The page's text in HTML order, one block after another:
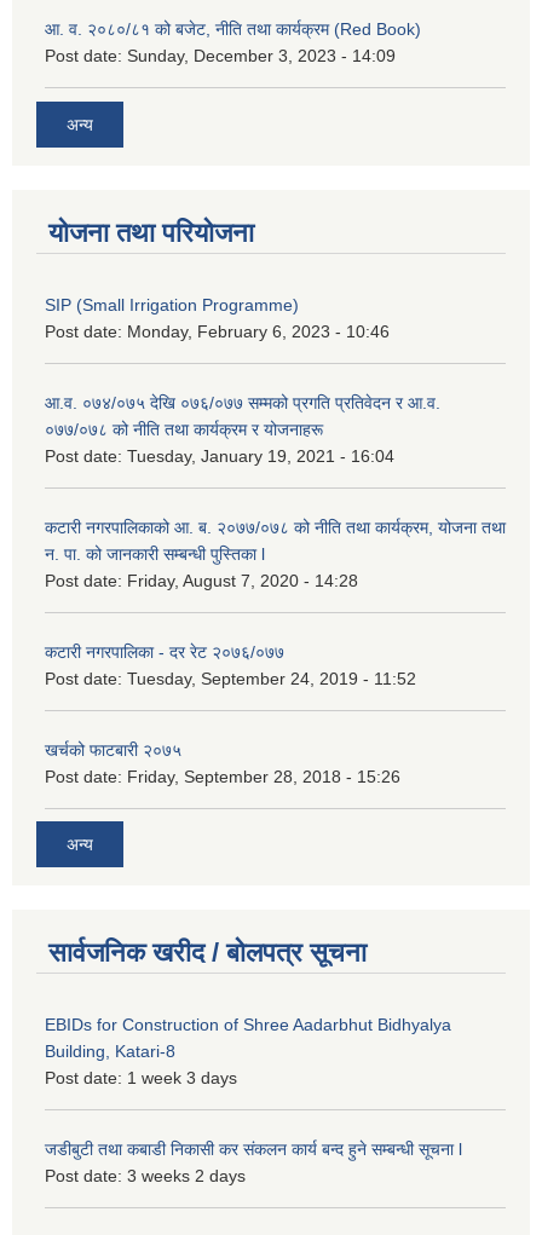
आ. व. २०८०/८१ को बजेट, नीति तथा कार्यक्रम (Red Book)
Post date: Sunday, December 3, 2023 - 14:09
अन्य
योजना तथा परियोजना
SIP (Small Irrigation Programme)
Post date: Monday, February 6, 2023 - 10:46
आ.व. ०७४/०७५ देखि ०७६/०७७ सम्मको प्रगति प्रतिवेदन र आ.व.
०७७/०७८ को नीति तथा कार्यक्रम र योजनाहरू
Post date: Tuesday, January 19, 2021 - 16:04
कटारी नगरपालिकाको आ. ब. २०७७/०७८ को नीति तथा कार्यक्रम, योजना तथा
न. पा. को जानकारी सम्बन्धी पुस्तिका l
Post date: Friday, August 7, 2020 - 14:28
कटारी नगरपालिका - दर रेट २०७६/०७७
Post date: Tuesday, September 24, 2019 - 11:52
खर्चको फाटबारी २०७५
Post date: Friday, September 28, 2018 - 15:26
अन्य
सार्वजनिक खरीद / बोलपत्र सूचना
EBIDs for Construction of Shree Aadarbhut Bidhyalya
Building, Katari-8
Post date: 1 week 3 days
जडीबुटी तथा कबाडी निकासी कर संकलन कार्य बन्द हुने सम्बन्धी सूचना l
Post date: 3 weeks 2 days